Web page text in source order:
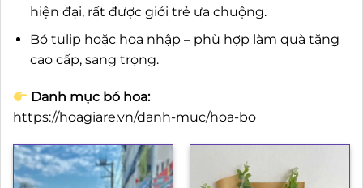
hiện đại, rất được giới trẻ ưa chuộng.
Bó tulip hoặc hoa nhập – phù hợp làm quà tặng
cao cấp, sang trọng.
Danh mục bó hoa:
https://hoagiare.vn/danh-muc/hoa-bo